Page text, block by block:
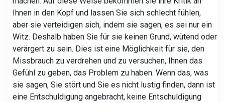
Ihnen in den Kopf und lassen Sie sich schlecht fühlen,
aber sie verteidigen sich, indem sie sagen, es sei nur ein
Witz. Deshalb haben Sie für sie keinen Grund, wütend oder
verärgert zu sein. Dies ist eine Möglichkeit für sie, den
Missbrauch zu verdrehen und zu versuchen, Ihnen das
Gefühl zu geben, das Problem zu haben. Wenn das, was
sie sagen, Sie stört und Sie es nicht lustig finden, dann ist
eine Entschuldigung angebracht, keine Entschuldigung